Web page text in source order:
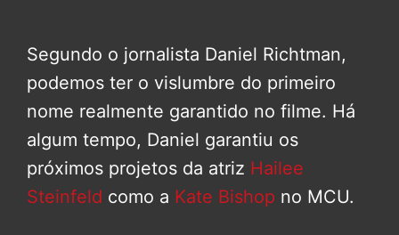
Segundo o jornalista Daniel Richtman,
podemos ter o vislumbre do primeiro
nome realmente garantido no filme. Há
algum tempo, Daniel garantiu os
próximos projetos da atriz Hailee
Steinfeld como a Kate Bishop no MCU.